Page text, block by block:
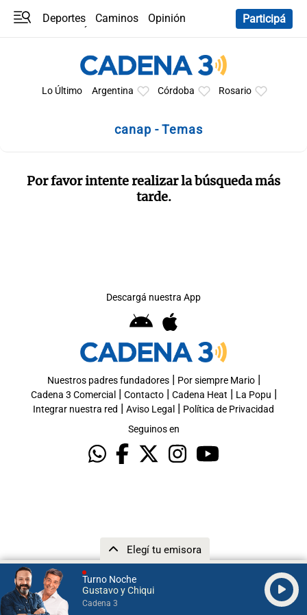
Turno Noche
Gustavo y Chiqui
Cadena 3
Elegí tu emisora
Deportes Caminos
Opinión
Participá
Lo Último Argentina Córdoba Rosario
canap - Temas
Por favor intente realizar la búsqueda más
tarde.
Descargá nuestra App
Nuestros padres fundadores| Por siempre Mario|
Cadena 3 Comercial | Contacto| Cadena Heat | La Popu |
Integrar nuestra red | Aviso Legal | Política de Privacidad
Seguinos en